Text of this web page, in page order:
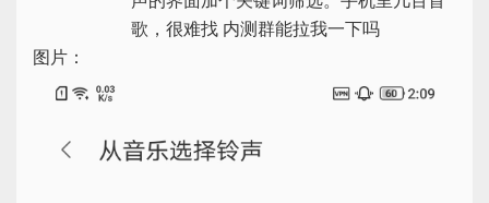
歌，很难找 内测群能拉我一下吗
图片：